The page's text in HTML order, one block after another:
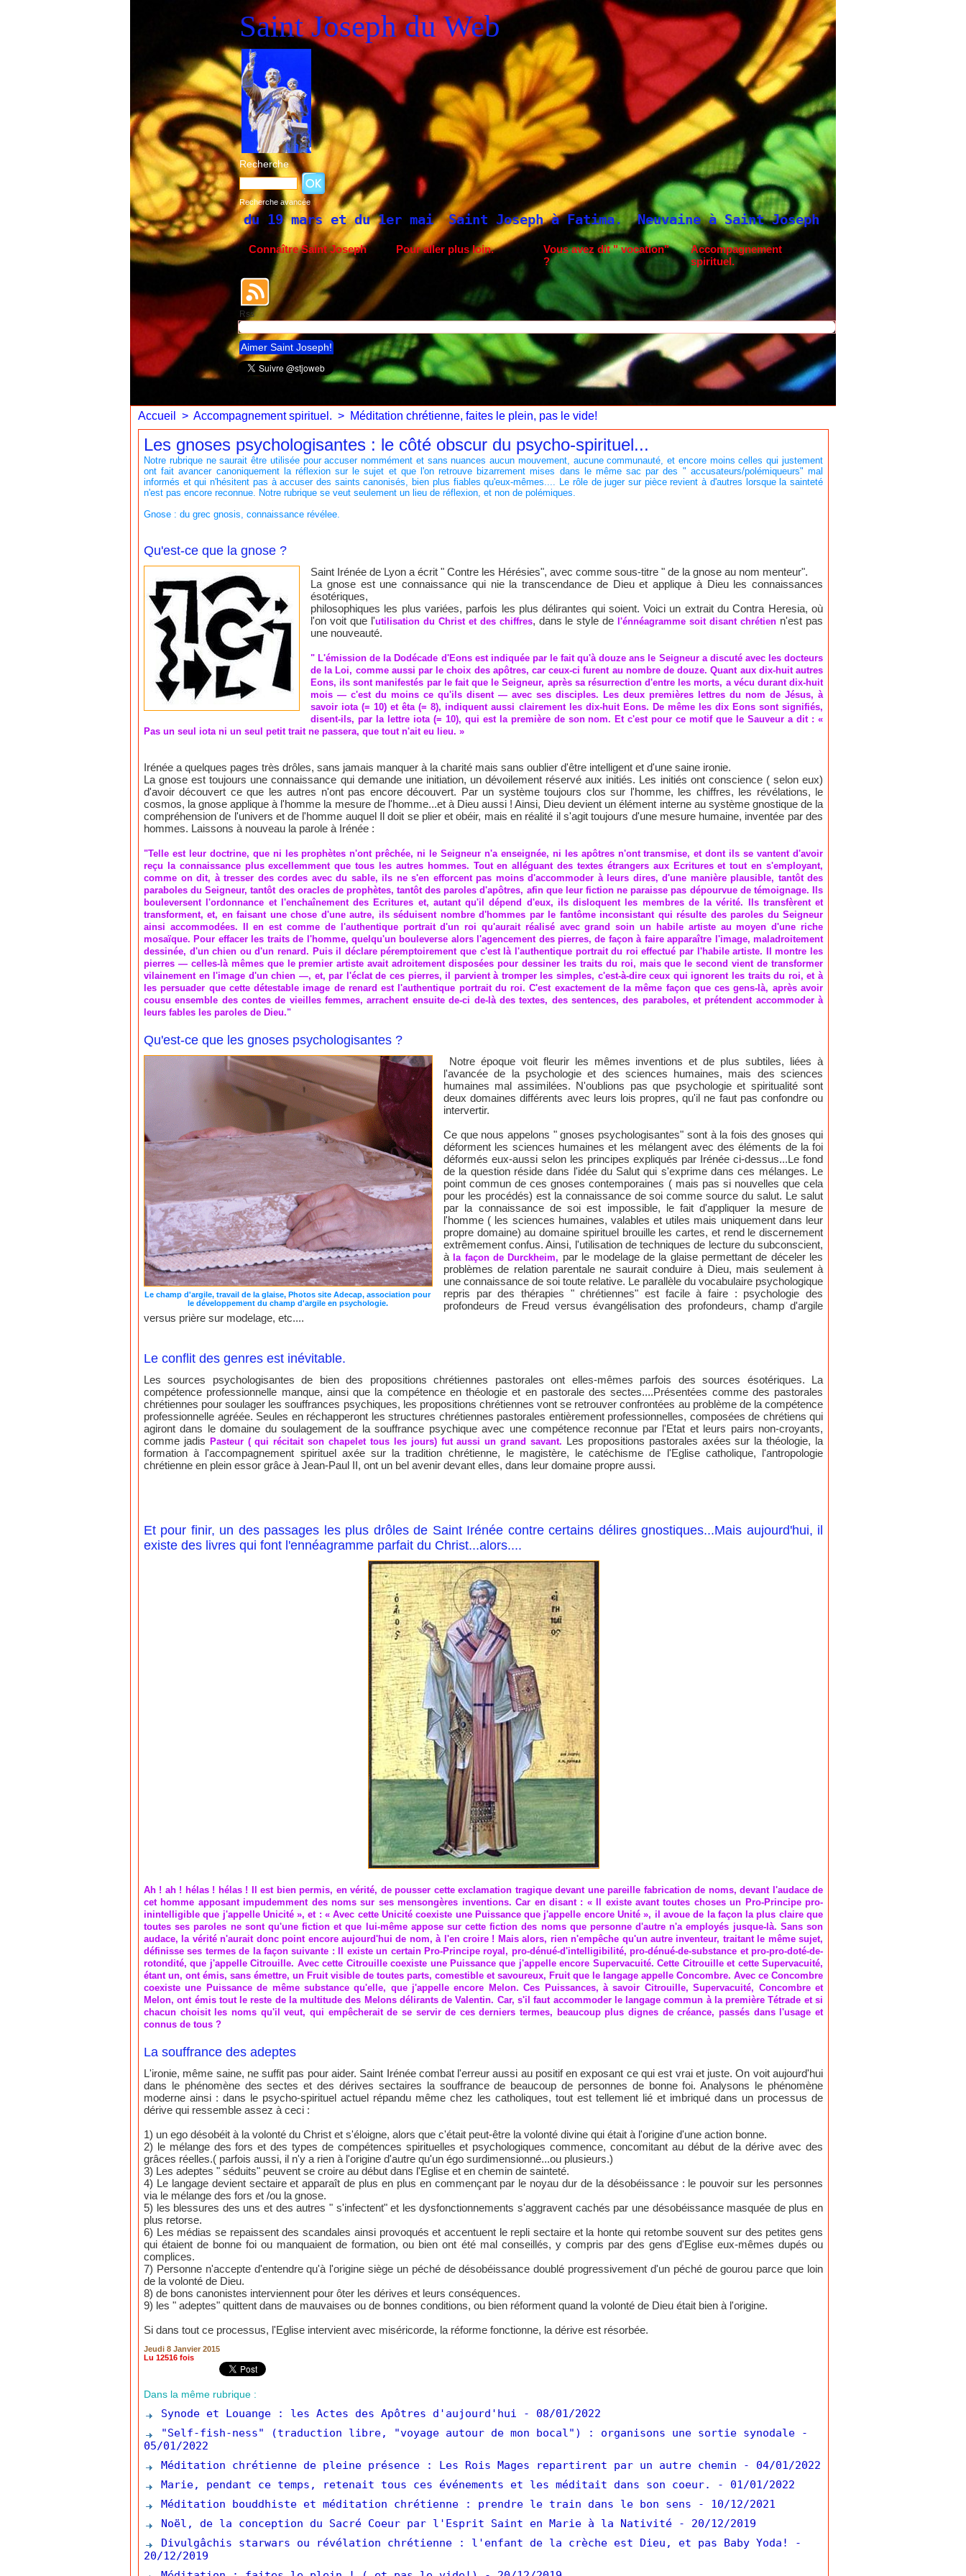
Saint Joseph du Web
Recherche
Recherche avancée
Joseph du 19 mars et du 1er mai Saint Joseph à Fatima. Neuvaine à Saint Joseph
Connaître Saint Joseph Pour aller plus loin.
Vous avez dit " vocation"
?
Accompagnement
spirituel.
Rss
Aimer Saint Joseph!
Accueil > Accompagnement spirituel. > Méditation chrétienne, faites le plein, pas le vide!
Les gnoses psychologisantes : le côté obscur du psycho-spirituel...
Notre rubrique ne saurait être utilisée pour accuser nommément et sans nuances aucun mouvement, aucune communauté, et encore moins celles qui justement
ont fait avancer canoniquement la réflexion sur le sujet et que l'on retrouve bizarrement mises dans le même sac par des " accusateurs/polémiqueurs" mal
informés et qui n'hésitent pas à accuser des saints canonisés, bien plus fiables qu'eux-mêmes.... Le rôle de juger sur pièce revient à d'autres lorsque la sainteté
n'est pas encore reconnue. Notre rubrique se veut seulement un lieu de réflexion, et non de polémiques.
Gnose : du grec gnosis, connaissance révélee.
Qu'est-ce que la gnose ?
Saint Irénée de Lyon a écrit " Contre les Hérésies", avec comme sous-titre " de la gnose au nom menteur".
La gnose est une connaissance qui nie la transcendance de Dieu et applique à Dieu les connaissances
ésotériques,
philosophiques les plus variées, parfois les plus délirantes qui soient. Voici un extrait du Contra Heresia, où
l'on voit que l'utilisation du Christ et des chiffres, dans le style de l'énnéagramme soit disant chrétien n'est pas
une nouveauté.
" L'émission de la Dodécade d'Eons est indiquée par le fait qu'à douze ans le Seigneur a discuté avec les docteurs
de la Loi, comme aussi par le choix des apôtres, car ceux-ci furent au nombre de douze. Quant aux dix-huit autres
Eons, ils sont manifestés par le fait que le Seigneur, après sa résurrection d'entre les morts, a vécu durant dix-huit
mois — c'est du moins ce qu'ils disent — avec ses disciples. Les deux premières lettres du nom de Jésus, à
savoir iota (= 10) et êta (= 8), indiquent aussi clairement les dix-huit Eons. De même les dix Eons sont signifiés,
disent-ils, par la lettre iota (= 10), qui est la première de son nom. Et c'est pour ce motif que le Sauveur a dit : «
Pas un seul iota ni un seul petit trait ne passera, que tout n'ait eu lieu. »
Irénée a quelques pages très drôles, sans jamais manquer à la charité mais sans oublier d'être intelligent et d'une saine ironie.
La gnose est toujours une connaissance qui demande une initiation, un dévoilement réservé aux initiés. Les initiés ont conscience ( selon eux)
d'avoir découvert ce que les autres n'ont pas encore découvert. Par un système toujours clos sur l'homme, les chiffres, les révélations, le
cosmos, la gnose applique à l'homme la mesure de l'homme...et à Dieu aussi ! Ainsi, Dieu devient un élément interne au système gnostique de la
compréhension de l'univers et de l'homme auquel Il doit se plier et obéir, mais en réalité il s'agit toujours d'une mesure humaine, inventée par des
hommes. Laissons à nouveau la parole à Irénée :
"Telle est leur doctrine, que ni les prophètes n'ont prêchée, ni le Seigneur n'a enseignée, ni les apôtres n'ont transmise, et dont ils se vantent d'avoir
reçu la connaissance plus excellemment que tous les autres hommes. Tout en alléguant des textes étrangers aux Ecritures et tout en s'employant,
comme on dit, à tresser des cordes avec du sable, ils ne s'en efforcent pas moins d'accommoder à leurs dires, d'une manière plausible, tantôt des
paraboles du Seigneur, tantôt des oracles de prophètes, tantôt des paroles d'apôtres, afin que leur fiction ne paraisse pas dépourvue de témoignage. Ils
bouleversent l'ordonnance et l'enchaînement des Ecritures et, autant qu'il dépend d'eux, ils disloquent les membres de la vérité. Ils transfèrent et
transforment, et, en faisant une chose d'une autre, ils séduisent nombre d'hommes par le fantôme inconsistant qui résulte des paroles du Seigneur
ainsi accommodées. Il en est comme de l'authentique portrait d'un roi qu'aurait réalisé avec grand soin un habile artiste au moyen d'une riche
mosaïque. Pour effacer les traits de l'homme, quelqu'un bouleverse alors l'agencement des pierres, de façon à faire apparaître l'image, maladroitement
dessinée, d'un chien ou d'un renard. Puis il déclare péremptoirement que c'est là l'authentique portrait du roi effectué par l'habile artiste. Il montre les
pierres — celles-là mêmes que le premier artiste avait adroitement disposées pour dessiner les traits du roi, mais que le second vient de transformer
vilainement en l'image d'un chien —, et, par l'éclat de ces pierres, il parvient à tromper les simples, c'est-à-dire ceux qui ignorent les traits du roi, et à
les persuader que cette détestable image de renard est l'authentique portrait du roi. C'est exactement de la même façon que ces gens-là, après avoir
cousu ensemble des contes de vieilles femmes, arrachent ensuite de-ci de-là des textes, des sentences, des paraboles, et prétendent accommoder à
leurs fables les paroles de Dieu."
Qu'est-ce que les gnoses psychologisantes ?
Le champ d'argile, travail de la glaise, Photos site Adecap, association pour
le développement du champ d'argile en psychologie.
Notre époque voit fleurir les mêmes inventions et de plus subtiles, liées à
l'avancée de la psychologie et des sciences humaines, mais des sciences
humaines mal assimilées. N'oublions pas que psychologie et spiritualité sont
deux domaines différents avec leurs lois propres, qu'il ne faut pas confondre ou
intervertir.
Ce que nous appelons " gnoses psychologisantes" sont à la fois des gnoses qui
déforment les sciences humaines et les mélangent avec des éléments de la foi
déformés eux-aussi selon les principes expliqués par Irénée ci-dessus...Le fond
de la question réside dans l'idée du Salut qui s'exprime dans ces mélanges. Le
point commun de ces gnoses contemporaines ( mais pas si nouvelles que cela
pour les procédés) est la connaissance de soi comme source du salut. Le salut
par la connaissance de soi est impossible, le fait d'appliquer la mesure de
l'homme ( les sciences humaines, valables et utiles mais uniquement dans leur
propre domaine) au domaine spirituel brouille les cartes, et rend le discernement
extrêmement confus. Ainsi, l'utilisation de techniques de lecture du subconscient,
à la façon de Durckheim, par le modelage de la glaise permettant de déceler les
problèmes de relation parentale ne saurait conduire à Dieu, mais seulement à
une connaissance de soi toute relative. Le parallèle du vocabulaire psychologique
repris par des thérapies " chrétiennes" est facile à faire : psychologie des
profondeurs de Freud versus évangélisation des profondeurs, champ d'argile
versus prière sur modelage, etc....
Le conflit des genres est inévitable.
Les sources psychologisantes de bien des propositions chrétiennes pastorales ont elles-mêmes parfois des sources ésotériques. La
compétence professionnelle manque, ainsi que la compétence en théologie et en pastorale des sectes....Présentées comme des pastorales
chrétiennes pour soulager les souffrances psychiques, les propositions chrétiennes vont se retrouver confrontées au problème de la compétence
professionnelle agréée. Seules en réchapperont les structures chrétiennes pastorales entièrement professionnelles, composées de chrétiens qui
agiront dans le domaine du soulagement de la souffrance psychique avec une compétence reconnue par l'Etat et leurs pairs non-croyants,
comme jadis Pasteur ( qui récitait son chapelet tous les jours) fut aussi un grand savant. Les propositions pastorales axées sur la théologie, la
formation à l'accompagnement spirituel axée sur la tradition chrétienne, le magistère, le catéchisme de l'Eglise catholique, l'antropologie
chrétienne en plein essor grâce à Jean-Paul II, ont un bel avenir devant elles, dans leur domaine propre aussi.
Et pour finir, un des passages les plus drôles de Saint Irénée contre certains délires gnostiques...Mais aujourd'hui, il
existe des livres qui font l'ennéagramme parfait du Christ...alors....
Ah ! ah ! hélas ! hélas ! Il est bien permis, en vérité, de pousser cette exclamation tragique devant une pareille fabrication de noms, devant l'audace de
cet homme apposant impudemment des noms sur ses mensongères inventions. Car en disant : « Il existe avant toutes choses un Pro-Principe pro-
inintelligible que j'appelle Unicité », et : « Avec cette Unicité coexiste une Puissance que j'appelle encore Unité », il avoue de la façon la plus claire que
toutes ses paroles ne sont qu'une fiction et que lui-même appose sur cette fiction des noms que personne d'autre n'a employés jusque-là. Sans son
audace, la vérité n'aurait donc point encore aujourd'hui de nom, à l'en croire ! Mais alors, rien n'empêche qu'un autre inventeur, traitant le même sujet,
définisse ses termes de la façon suivante : Il existe un certain Pro-Principe royal, pro-dénué-d'intelligibilité, pro-dénué-de-substance et pro-pro-doté-de-
rotondité, que j'appelle Citrouille. Avec cette Citrouille coexiste une Puissance que j'appelle encore Supervacuité. Cette Citrouille et cette Supervacuité,
étant un, ont émis, sans émettre, un Fruit visible de toutes parts, comestible et savoureux, Fruit que le langage appelle Concombre. Avec ce Concombre
coexiste une Puissance de même substance qu'elle, que j'appelle encore Melon. Ces Puissances, à savoir Citrouille, Supervacuité, Concombre et
Melon, ont émis tout le reste de la multitude des Melons délirants de Valentin. Car, s'il faut accommoder le langage commun à la première Tétrade et si
chacun choisit les noms qu'il veut, qui empêcherait de se servir de ces derniers termes, beaucoup plus dignes de créance, passés dans l'usage et
connus de tous ?
La souffrance des adeptes
L'ironie, même saine, ne suffit pas pour aider. Saint Irénée combat l'erreur aussi au positif en exposant ce qui est vrai et juste. On voit aujourd'hui
dans le phénomène des sectes et des dérives sectaires la souffrance de beaucoup de personnes de bonne foi. Analysons le phénomène
moderne ainsi : dans le psycho-spirituel actuel répandu même chez les catholiques, tout est tellement lié et imbriqué dans un processus de
dérive qui ressemble assez à ceci :
1) un ego désobéit à la volonté du Christ et s'éloigne, alors que c'était peut-être la volonté divine qui était à l'origine d'une action bonne.
2) le mélange des fors et des types de compétences spirituelles et psychologiques commence, concomitant au début de la dérive avec des
grâces réelles.( parfois aussi, il n'y a rien à l'origine d'autre qu'un égo surdimensionné...ou plusieurs.)
3) Les adeptes " séduits" peuvent se croire au début dans l'Eglise et en chemin de sainteté.
4) Le langage devient sectaire et apparaît de plus en plus en commençant par le noyau dur de la désobéissance : le pouvoir sur les personnes
via le mélange des fors et /ou la gnose.
5) les blessures des uns et des autres " s'infectent" et les dysfonctionnements s'aggravent cachés par une désobéissance masquée de plus en
plus retorse.
6) Les médias se repaissent des scandales ainsi provoqués et accentuent le repli sectaire et la honte qui retombe souvent sur des petites gens
qui étaient de bonne foi ou manquaient de formation, ou bien ont été mal conseillés, y compris par des gens d'Eglise eux-mêmes dupés ou
complices.
7) Personne n'accepte d'entendre qu'à l'origine siège un péché de désobéissance doublé progressivement d'un péché de gourou parce que loin
de la volonté de Dieu.
8) de bons canonistes interviennent pour ôter les dérives et leurs conséquences.
9) les " adeptes" quittent dans de mauvaises ou de bonnes conditions, ou bien réforment quand la volonté de Dieu était bien à l'origine.
Si dans tout ce processus, l'Eglise intervient avec miséricorde, la réforme fonctionne, la dérive est résorbée.
Jeudi 8 Janvier 2015
Lu 12516 fois
Dans la même rubrique :
Synode et Louange : les Actes des Apôtres d'aujourd'hui
- 08/01/2022
"Self-fish-ness" (traduction libre, "voyage autour de mon bocal") : organisons une sortie synodale
-
05/01/2022
Méditation chrétienne de pleine présence : Les Rois Mages repartirent par un autre chemin
- 04/01/2022
Marie, pendant ce temps, retenait tous ces événements et les méditait dans son coeur.
- 01/01/2022
Méditation bouddhiste et méditation chrétienne : prendre le train dans le bon sens
- 10/12/2021
Noël, de la conception du Sacré Coeur par l'Esprit Saint en Marie à la Nativité
- 20/12/2019
Divulgâchis starwars ou révélation chrétienne : l'enfant de la crèche est Dieu, et pas Baby Yoda!
-
20/12/2019